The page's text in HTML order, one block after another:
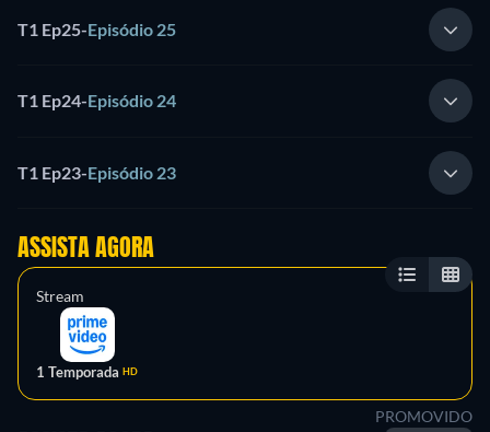
T1 Ep25-Episódio 25
T1 Ep24-Episódio 24
T1 Ep23-Episódio 23
ASSISTA AGORA
Stream
1 Temporada HD
PROMOVIDO